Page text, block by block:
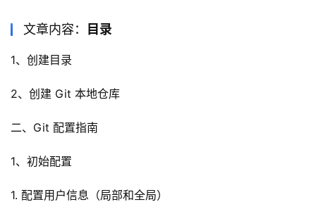
文章内容： 目录
1、创建目录
2、创建 Git 本地仓库
二、Git 配置指南
1、初始配置
1. 配置用户信息（局部和全局）